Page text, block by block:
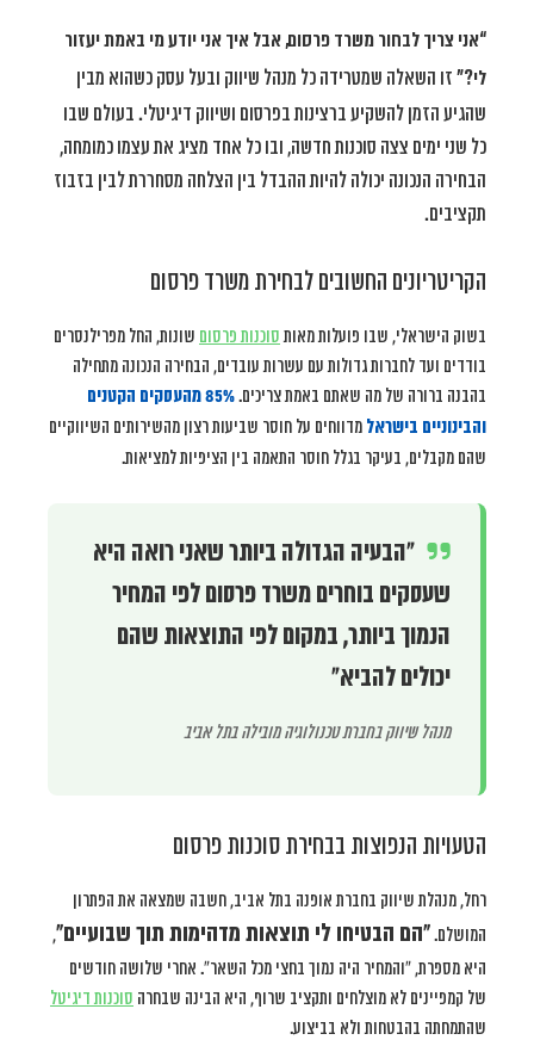
“אני צריך לבחור משרד פרסום, אבל איך אני יודע מי באמת יעזור
לי?” זו השאלה שמטרידה כל מנהל שיווק ובעל עסק כשהוא מבין
שהגיע הזמן להשקיע ברצינות בפרסום ושיווק דיגיטלי. בעולם שבו
כל שני ימים צצה סוכנות חדשה, ובו כל אחד מציג את עצמו כמומחה,
הבחירה הנכונה יכולה להיות ההבדל בין הצלחה מסחררת לבין בזבוז
תקציבים.
הקריטריונים החשובים לבחירת משרד פרסום
בשוק הישראלי, שבו פועלות מאותסוכנות פרסום שונות, החל מפרילנסרים
בודדים ועד לחברות גדולות עם עשרות עובדים, הבחירה הנכונה מתחילה
בהבנה ברורה של מה שאתם באמת צריכים.
85% מהעסקים הקטנים
והבינוניים בישראל מדווחים על חוסר שביעות רצון מהשירותים השיווקיים
שהם מקבלים, בעיקר בגלל חוסר התאמה בין הציפיות למציאות.
“הבעיה הגדולה ביותר שאני רואה היא
שעסקים בוחרים משרד פרסום לפי המחיר
הנמוך ביותר, במקום לפי התוצאות שהם
יכולים להביא”
מנהל שיווק בחברת טכנולוגיה מובילה בתל אביב
הטעויות הנפוצות בבחירת סוכנות פרסום
רחל, מנהלת שיווק בחברת אופנה בתל אביב, חשבה שמצאה את הפתרון
המושלם.“הם הבטיחו לי תוצאות מדהימות תוך שבועיים”,
היא מספרת, “והמחיר היה נמוך בחצי מכל השאר”. אחרי שלושה חודשים
של קמפיינים לא מוצלחים ותקציב שרוף, היא הבינה שבחרה סוכנות דיגיטל
שהתמחתה בהבטחות ולא בביצוע.